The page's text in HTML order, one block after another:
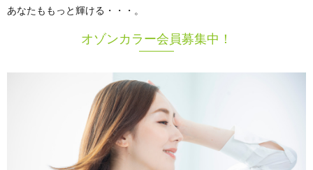
あなたももっと輝ける・・・。
オゾンカラー会員募集中！